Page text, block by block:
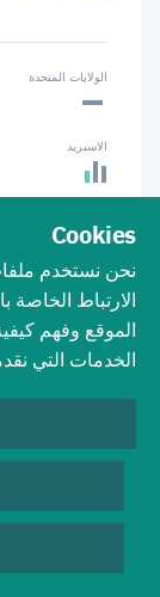
الولايات المتحدة
-
الاسبريد
وسيط فرعي
Vantage
Cookies
نحن نستخدم
الارتباط
الموقع وفهم
الخدمات التي